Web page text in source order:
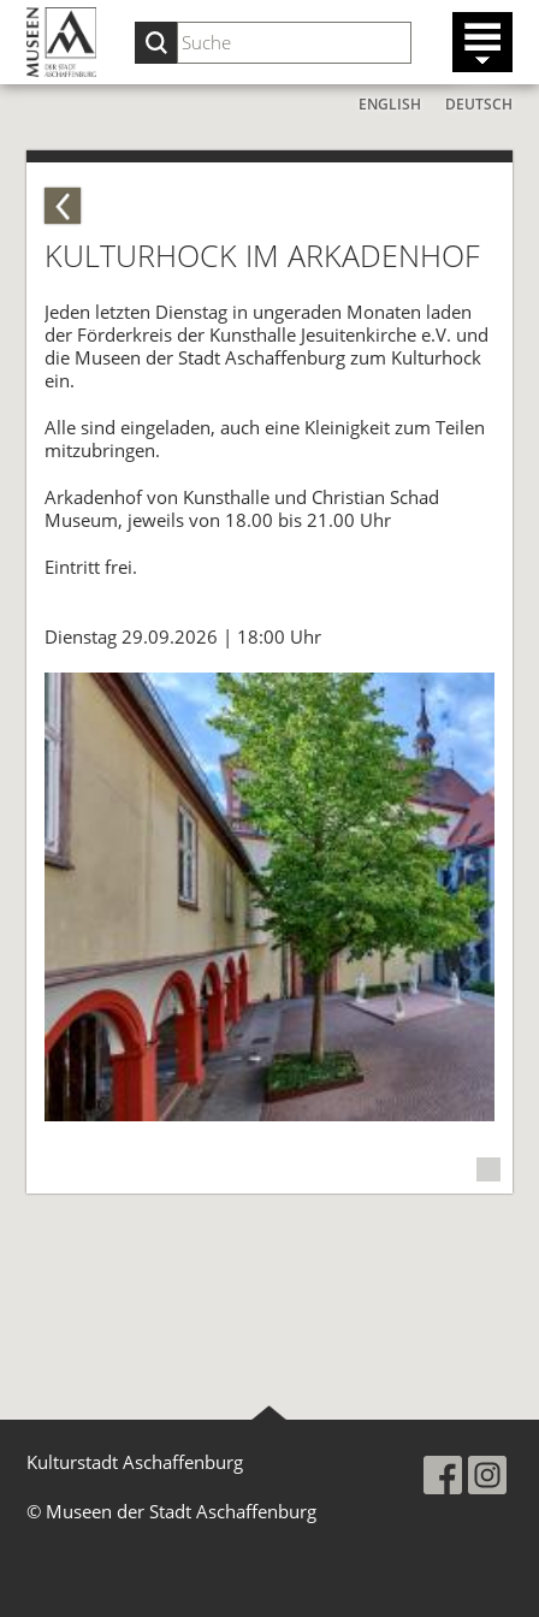
DEUTSCH
ENGLISH
KULTURHOCK IM ARKADENHOF
Jeden letzten Dienstag in ungeraden Monaten laden
der Förderkreis der Kunsthalle Jesuitenkirche e.V. und
die Museen der Stadt Aschaffenburg zum Kulturhock
ein.
Alle sind eingeladen, auch eine Kleinigkeit zum Teilen
mitzubringen.
Arkadenhof von Kunsthalle und Christian Schad
Museum, jeweils von 18.00 bis 21.00 Uhr
Eintritt frei.
Dienstag 29.09.2026 | 18:00 Uhr
Kulturstadt Aschaffenburg
© Museen der Stadt Aschaffenburg